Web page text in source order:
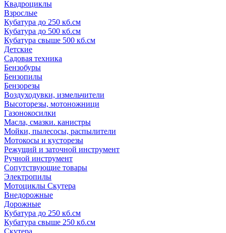
Квадроциклы
Взрослые
Кубатура до 250 кб.см
Кубатура до 500 кб.см
Кубатура свыше 500 кб.см
Детские
Садовая техника
Бензобуры
Бензопилы
Бензорезы
Воздуходувки, измельчители
Высоторезы, мотоножници
Газонокосилки
Масла, смазки. канистры
Мойки, пылесосы, распылители
Мотокосы и кусторезы
Режущий и заточной инструмент
Ручной инструмент
Сопутствующие товары
Электропилы
Мотоциклы Скутера
Внедорожные
Дорожные
Кубатура до 250 кб.см
Кубатура свыше 250 кб.см
Скутера